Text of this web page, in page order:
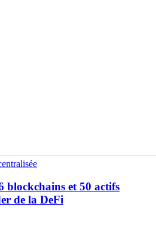
blockchains et 50 actifs
de la DeFi